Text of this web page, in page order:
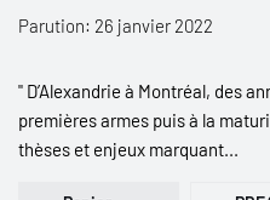
Parution: 26 janvier 2022
" D’Alexandrie à Montréal, des
premières armes puis à la
thèses et enjeux marquant...